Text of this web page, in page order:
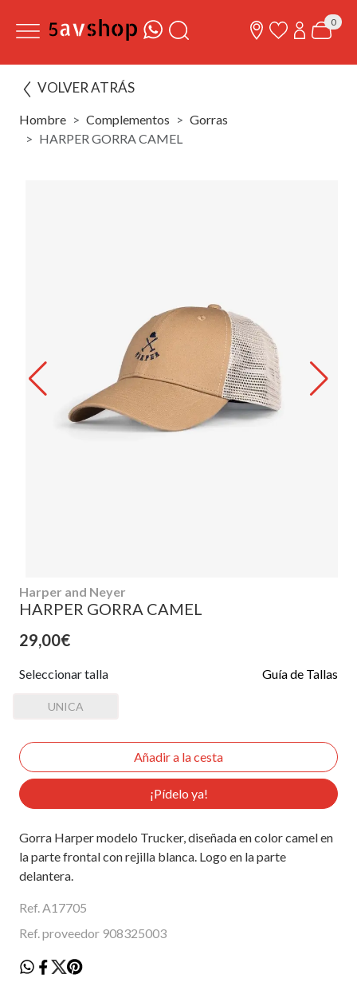
0
VOLVER ATRÁS
Hombre Complementos
Gorras
HARPER GORRA CAMEL
Harper and Neyer
HARPER GORRA CAMEL
29,00€
Seleccionar talla Guía de Tallas
UNICA
¡Pídelo ya!
Gorra Harper modelo Trucker, diseñada en color camel en
la parte frontal con rejilla blanca. Logo en la parte
delantera.
Ref. A17705
Ref. proveedor 908325003